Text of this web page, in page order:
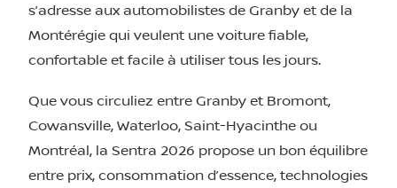
s’adresse aux automobilistes de Granby et de la
Montérégie qui veulent une voiture fiable,
confortable et facile à utiliser tous les jours.
Que vous circuliez entre Granby et Bromont,
Cowansville, Waterloo, Saint-Hyacinthe ou
Montréal, la Sentra 2026 propose un bon équilibre
entre prix, consommation d’essence, technologies